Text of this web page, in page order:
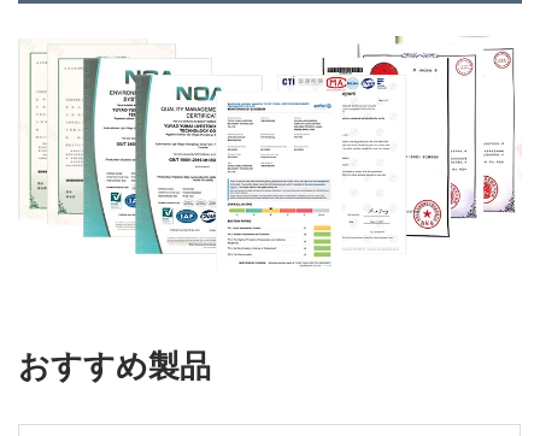
おすすめ製品